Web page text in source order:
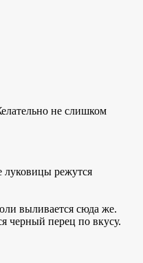
не слишком
луковицы режутся
выливается сюда же.
черный перец по вкусу.